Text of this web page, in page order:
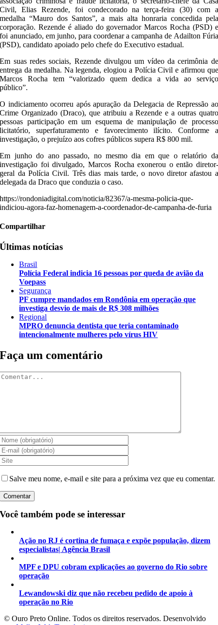
Civil, Elias Rezende, foi condecorado na terça-feira (30) com a
medalha “Mauro dos Santos”, a mais alta honraria concedida pela
corporação. Rezende é aliado do governador Marcos Rocha (PSD) e
foi anunciado, em junho, para coordenar a campanha de Adailton Fúria
(PSD), candidato apoiado pelo chefe do Executivo estadual.
Em suas redes sociais, Rezende divulgou um vídeo da cerimônia de
entrega da medalha. Na legenda, elogiou a Polícia Civil e afirmou que
Marcos Rocha tem “valorizado quem dedica a vida ao serviço
público”.
O indiciamento ocorreu após apuração da Delegacia de Repressão ao
Crime Organizado (Draco), que atribuiu a Rezende e a outras quatro
pessoas participação em um esquema de manipulação de processo
licitatório, superfaturamento e favorecimento ilícito. Conforme a
investigação, o prejuízo aos cofres públicos supera R$ 800 mil.
Em junho do ano passado, no mesmo dia em que o relatório da
investigação foi divulgado, Marcos Rocha exonerou o então diretor-
geral da Polícia Civil. Três dias mais tarde, o novo diretor afastou a
delegada da Draco que conduzia o caso.
https://rondoniadigital.com/noticia/82367/a-mesma-policia-que-
indiciou-agora-faz-homenagem-a-coordenador-de-campanha-de-furia
Compartilhar
Últimas notícias
Brasil
Polícia Federal indicia 16 pessoas por queda de avião da
Voepass
Segurança
PF cumpre mandados em Rondônia em operação que
investiga desvio de mais de R$ 308 milhões
Regional
MPRO denuncia dentista que teria contaminado
intencionalmente mulheres pelo vírus HIV
Faça um comentário
Salve meu nome, e-mail e site para a próxima vez que eu comentar.
Você também pode se interessar
Ação no RJ é cortina de fumaça e expõe população, dizem
especialistas| Agência Brasil
MPF e DPU cobram explicações ao governo do Rio sobre
operação
Lewandowski diz que não recebeu pedido de apoio à
operação no Rio
©️ Ouro Preto Online. Todos os direitos reservados. Desenvolvido